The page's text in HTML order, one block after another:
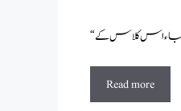
Read more